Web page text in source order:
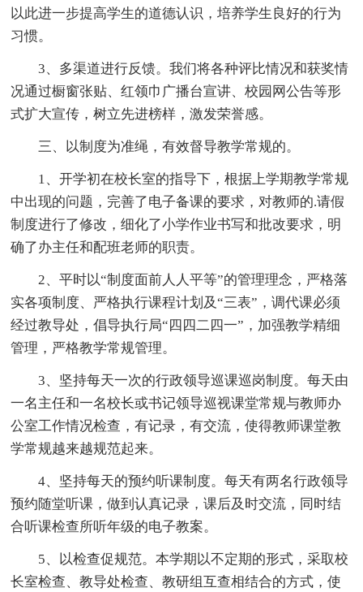
以此进一步提高学生的道德认识，培养学生良好的行为
习惯。
3、多渠道进行反馈。我们将各种评比情况和获奖情
况通过橱窗张贴、红领巾广播台宣讲、校园网公告等形
式扩大宣传，树立先进榜样，激发荣誉感。
三、以制度为准绳，有效督导教学常规的。
1、开学初在校长室的指导下，根据上学期教学常规
中出现的问题，完善了电子备课的要求，对教师的.请假
制度进行了修改，细化了小学作业书写和批改要求，明
确了办主任和配班老师的职责。
2、平时以“制度面前人人平等”的管理理念，严格落
实各项制度、严格执行课程计划及“三表”，调代课必须
经过教导处，倡导执行局“四四二四一”，加强教学精细
管理，严格教学常规管理。
3、坚持每天一次的行政领导巡课巡岗制度。每天由
一名主任和一名校长或书记领导巡视课堂常规与教师办
公室工作情况检查，有记录，有交流，使得教师课堂教
学常规越来越规范起来。
4、坚持每天的预约听课制度。每天有两名行政领导
预约随堂听课，做到认真记录，课后及时交流，同时结
合听课检查所听年级的电子教案。
5、以检查促规范。本学期以不定期的形式，采取校
长室检查、教导处检查、教研组互查相结合的方式，使